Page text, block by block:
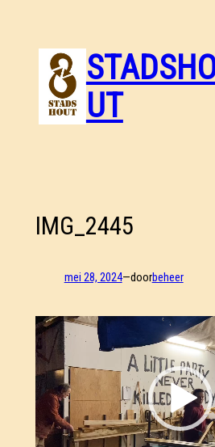
UT
IMG_2445
mei 28, 2024—doorbeheer
Videospeler